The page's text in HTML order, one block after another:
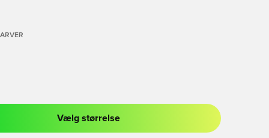
til at logge ind eller tilmelde dig som medlem
Vælg størrelse